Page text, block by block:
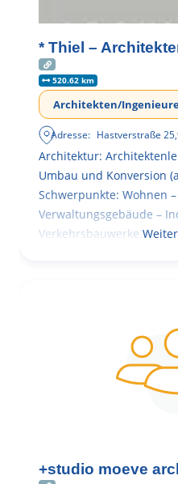
* Thiel –
520.62 km
Architekten/
Adresse: Hastverstraße 25,
Architektur:
Umbau und Konversion
Schwerpunkte: Wohnen
Verwaltungsgebäude –
Verkehrsbauwerke.
+studio moeve